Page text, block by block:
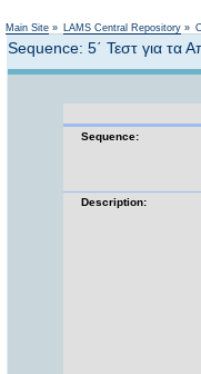
Main Site » LAMS Central Repository »
Sequence: 5΄ Τεστ για τα
Sequence:
Description: